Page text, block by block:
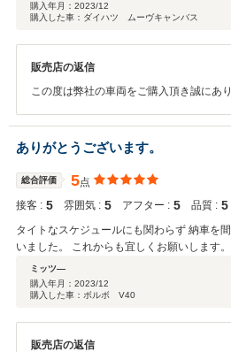
購入年月： 2023/12
購入した車：ダイハツ ムーヴキャンバス
販売店の返信
この度は弊社の車両をご購入頂き誠にあ
が、 これからもしっかりサポートさせて
が起きた際はお気軽にご連絡くださいま
す。
ありがとうございます。
総合評価 5点
接客 : 5 雰囲気 : 5 アフター : 5 品質 : 5
タイトなスケジュールにも関わらず 納車を
いました。 これからも宜しくお願いします。
ミッツ―
購入年月： 2023/12
購入した車：ボルボ V40
販売店の返信